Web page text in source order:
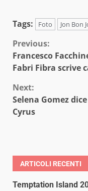
Tags: Foto Jon Bon
Continue
Reading
Previous:
Francesco
Fabri Fibra scrive
Next:
Selena Gomez
Cyrus
ARTICOLI RECENTI
Temptation Island